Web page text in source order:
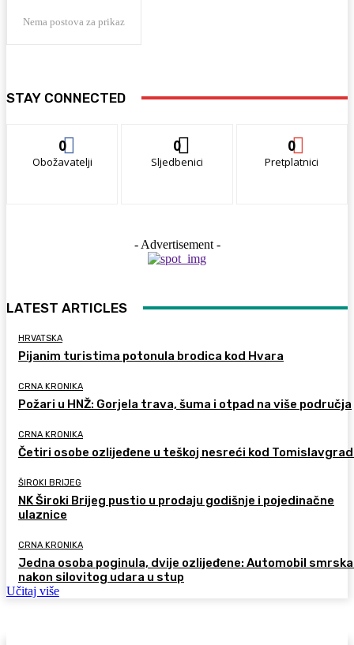
Nema postova za prikaz
STAY CONNECTED
0
Obožavatelji
0
Sljedbenici
0
Pretplatnici
- Advertisement -
LATEST ARTICLES
HRVATSKA
Pijanim turistima potonula brodica kod Hvara
CRNA KRONIKA
Požari u HNŽ: Gorjela trava, šuma i otpad na više područja
CRNA KRONIKA
Četiri osobe ozlijeđene u teškoj nesreći kod
ŠIROKI BRIJEG
NK Široki Brijeg pustio u prodaju godišnje i pojedinačne
ulaznice
CRNA KRONIKA
Jedna osoba poginula, dvije ozlijeđene: Automobil
nakon silovitog udara u stup
Učitaj više